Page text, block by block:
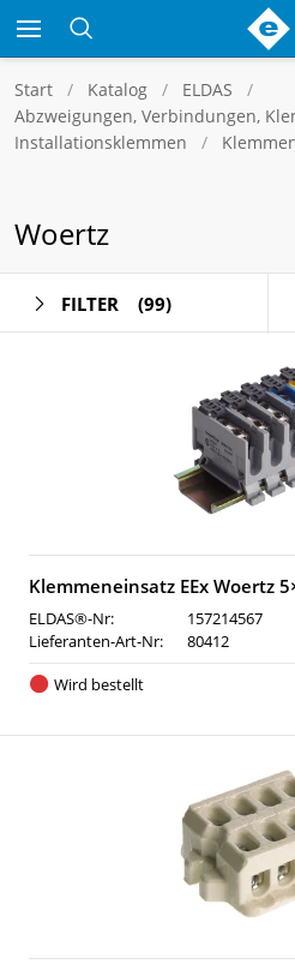
Start Katalog
ELDAS
Abzweigungen, Verbindungen,
Installationsklemmen
Woertz
FILTER (99)
Klemmeneinsatz EEx Woertz
ELDAS®-Nr:
157214567
Lieferanten-Art-Nr:
80412
Wird bestellt